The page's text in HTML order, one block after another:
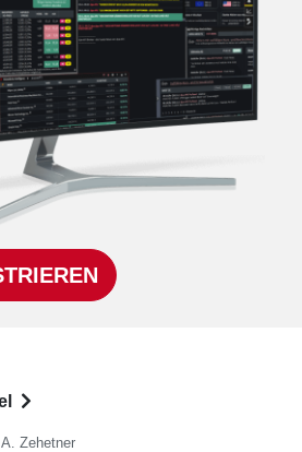
A. Zehetner